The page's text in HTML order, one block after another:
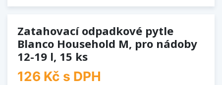
Zatahovací odpadkové pytle
Blanco Household M, pro nádoby
12-19 l, 15 ks
126 Kč s DPH